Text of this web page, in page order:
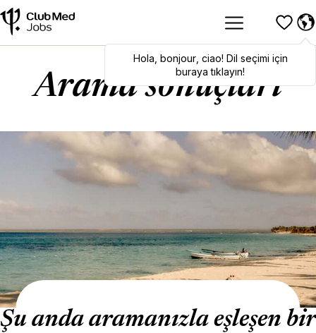
Hola,bonjour,ciao! To switch
languages, click here!
Hola bonjour, ciao! Dil seçimi için
buraya tıklayın!
Arama sonuçları
Şu anda aramanızla eşleşen bir